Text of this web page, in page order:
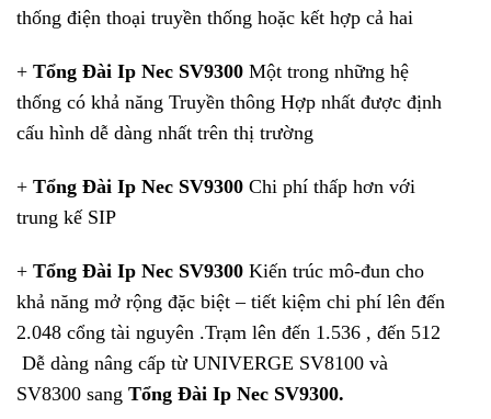
thống điện thoại truyền thống hoặc kết hợp cả hai
+ Tổng Đài Ip Nec SV9300 Một trong những hệ
thống có khả năng Truyền thông Hợp nhất được định
cấu hình dễ dàng nhất trên thị trường
+ Tổng Đài Ip Nec SV9300 Chi phí thấp hơn với
trung kế SIP
+ Tổng Đài Ip Nec SV9300 Kiến trúc mô-đun cho
khả năng mở rộng đặc biệt – tiết kiệm chi phí lên đến
2.048 cổng tài nguyên .Trạm lên đến 1.536 , đến 512
Dễ dàng nâng cấp từ UNIVERGE SV8100 và
SV8300 sang Tổng Đài Ip Nec SV9300.